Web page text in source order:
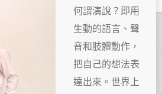
何謂演說？即用
生動的語言、聲
音和肢體動作，
把自己的想法表
達出來。世界上